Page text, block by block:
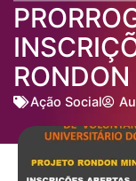
Ação Social